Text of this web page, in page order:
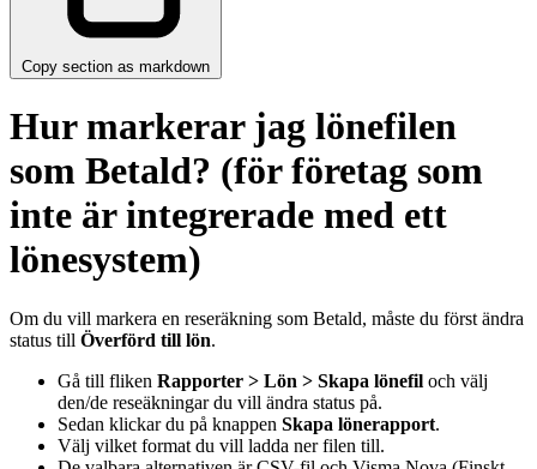
Copy section as markdown
Hur markerar jag lönefilen
som Betald? (för företag som
inte är integrerade med ett
lönesystem)
Om du vill markera en reseräkning som Betald, måste du först ändra
status till Överförd till lön.
Gå till fliken Rapporter > Lön > Skapa lönefil och välj
den/de reseäkningar du vill ändra status på.
Sedan klickar du på knappen Skapa lönerapport.
Välj vilket format du vill ladda ner filen till.